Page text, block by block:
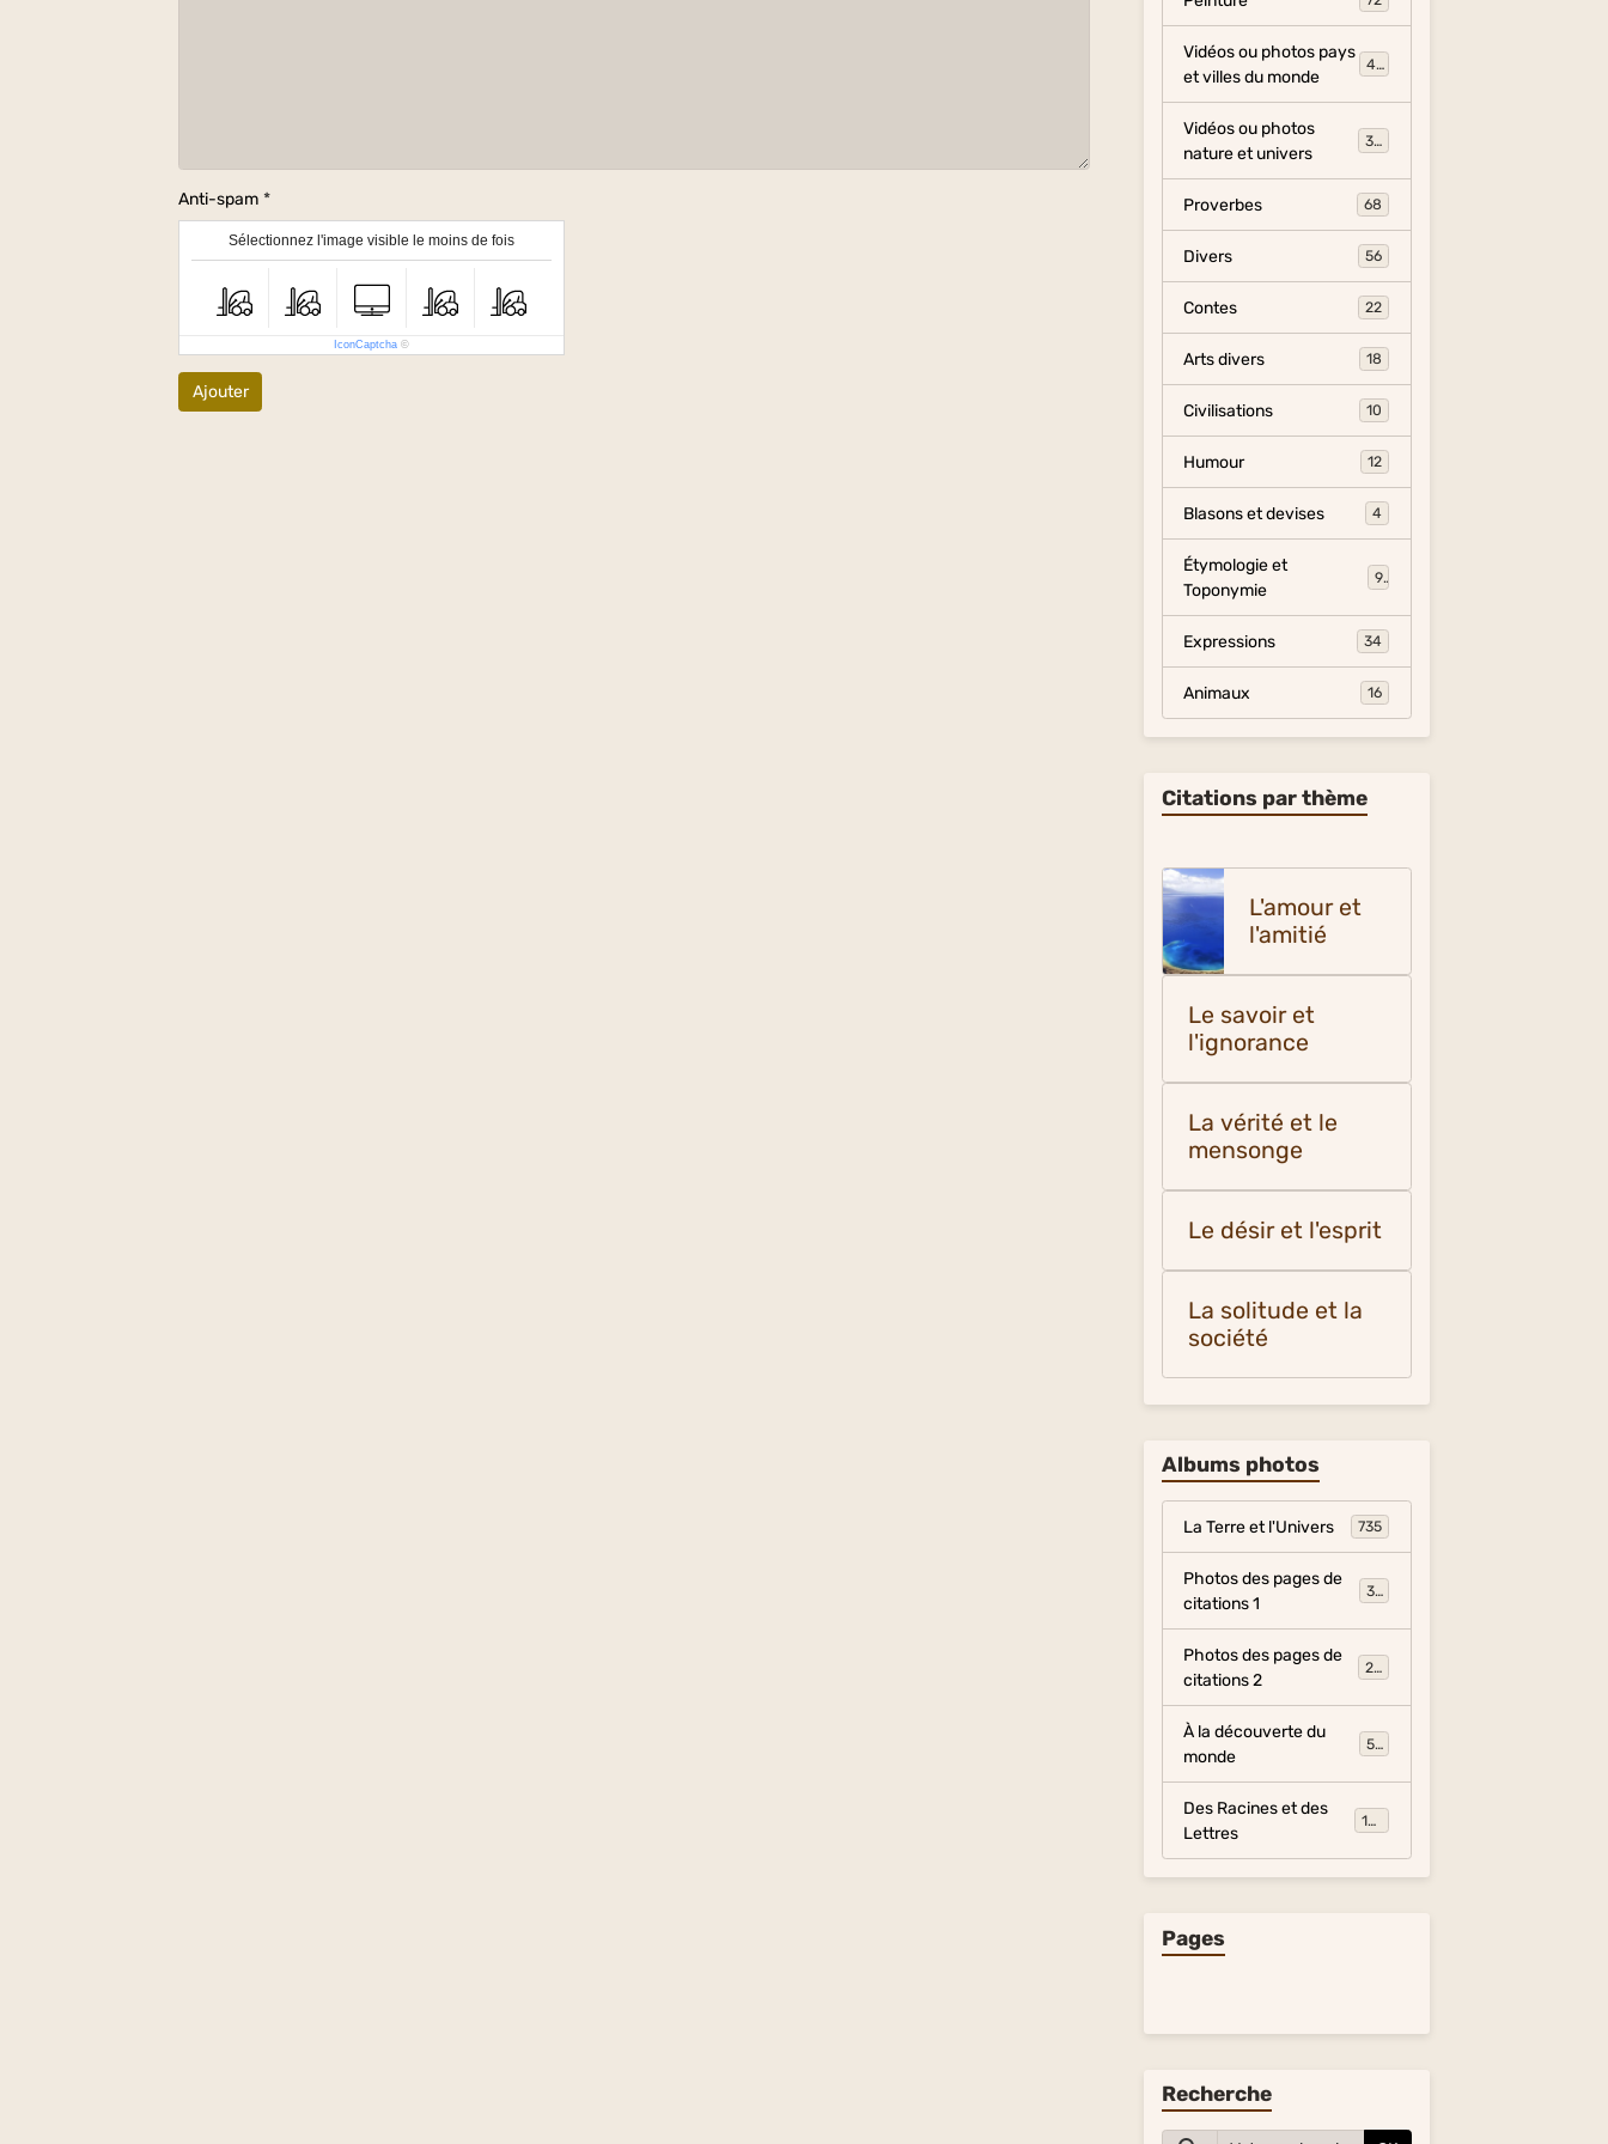
Anti-spam
Sélectionnez l'image visible le moins de fois
IconCaptcha ©
Ajouter
Vidéos ou photos pays
et villes du monde
454
Vidéos ou photos
nature et univers
325
Proverbes 68
Divers 56
Contes 22
Arts divers 18
Civilisations 10
Humour 12
Blasons et devises 4
Étymologie et
Toponymie
9
Expressions 34
Animaux 16
Citations par thème
L'amour et
l'amitié
Le savoir et
l'ignorance
La vérité et le
mensonge
Le désir et l'esprit
La solitude et la
société
Albums photos
La Terre et l'Univers 735
Photos des pages de
citations 1
317
Photos des pages de
citations 2
281
À la découverte du
monde
54
Des Racines et des
Lettres
134
Pages
Recherche